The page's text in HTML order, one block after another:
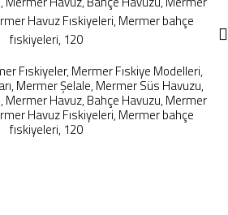
Fıskiyeler, Mermer Fıskiye Modelleri,
Mermer Şelale, Mermer Süs Havuzu,
Mermer Havuz, Bahçe Havuzu, Mermer
Havuz Fıskiyeleri, Mermer bahçe
fıskiyeleri, 120